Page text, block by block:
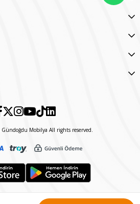
Mobilya All rights reserved.